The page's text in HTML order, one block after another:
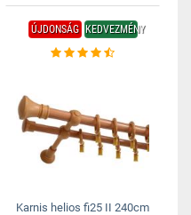
ÚJDONSÁG KEDVEZMÉNY
Karnis helios fi25 II 240cm